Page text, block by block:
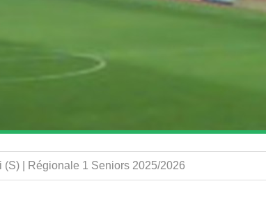
| Régionale 1 Seniors 2025/2026